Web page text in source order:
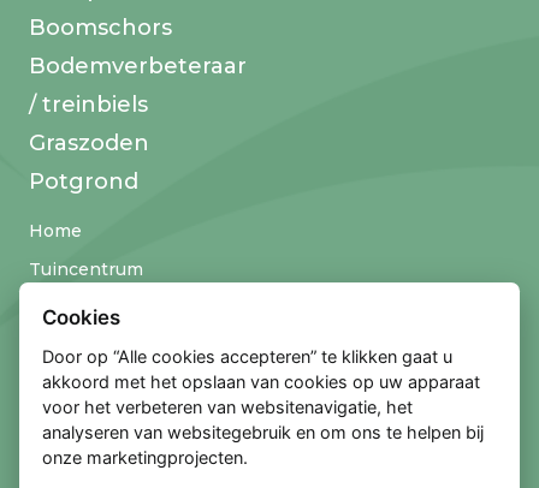
Boomschors
Bodemverbeteraar
/ treinbiels
Graszoden
Potgrond
Home
Tuincentrum
Over Thielemans
Klantenservice
Contact
Cookies
Door op “Alle cookies accepteren” te klikken gaat u
akkoord met het opslaan van cookies op uw apparaat
voor het verbeteren van websitenavigatie, het
analyseren van websitegebruik en om ons te helpen bij
onze marketingprojecten.